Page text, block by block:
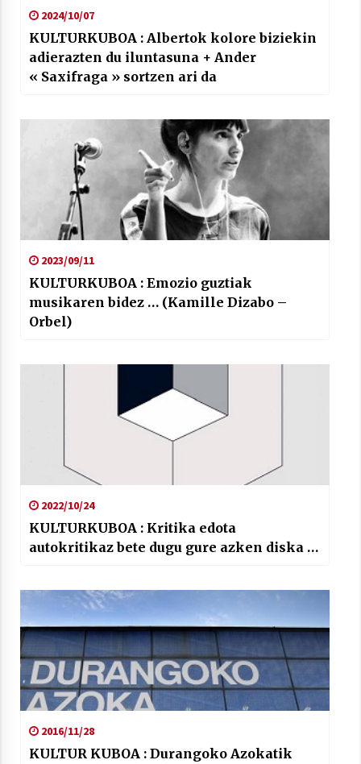
2024/10/07
KULTURKUBOA : Albertok kolore biziekin
adierazten du iluntasuna + Ander
« Saxifraga » sortzen ari da
2023/09/11
KULTURKUBOA : Emozio guztiak
musikaren bidez … (Kamille Dizabo –
Orbel)
2022/10/24
KULTURKUBOA : Kritika edota
autokritikaz bete dugu gure azken diska …
2016/11/28
KULTUR KUBOA : Durangoko Azokatik